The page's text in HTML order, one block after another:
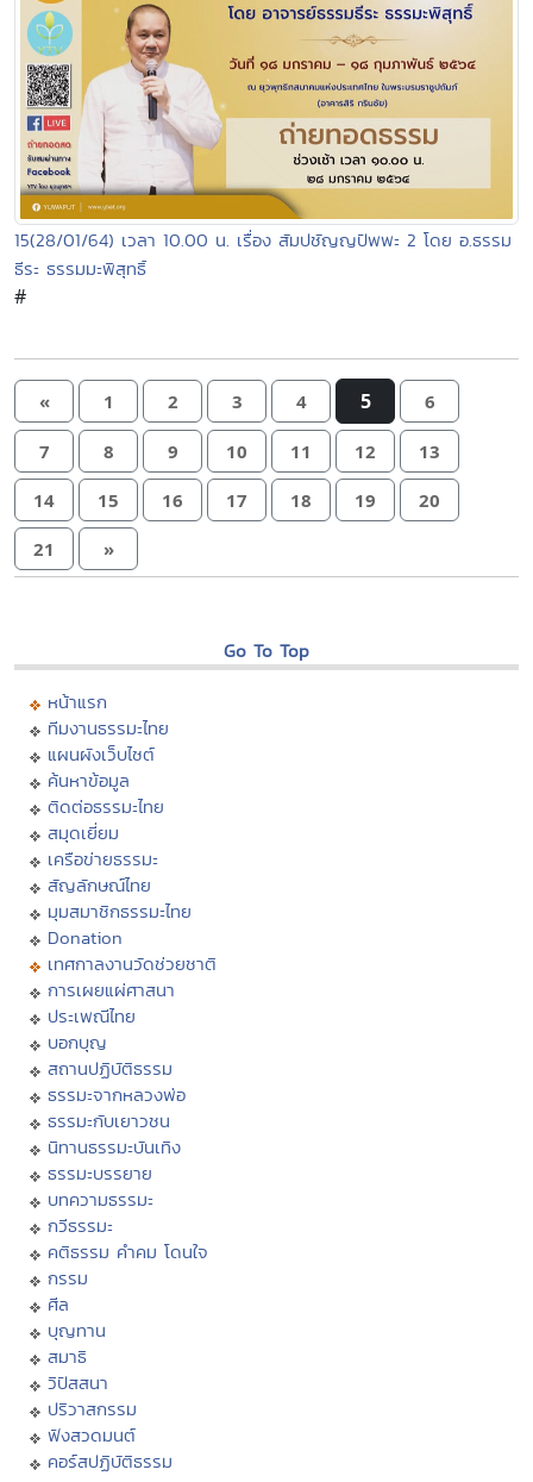
15(28/01/64) เวลา 10.00 น. เรื่อง สัมปชัญญปัพพะ 2 โดย อ.ธรรม
ธีระ ธรรมมะพิสุทธิ์
#
« 1 2 3 4 5 6
7 8 9 10 11 12 13
14 15 16 17 18 19 20
21 »
Go To Top
หน้าแรก
ทีมงานธรรมะไทย
แผนผังเว็บไซต์
ค้นหาข้อมูล
ติดต่อธรรมะไทย
สมุดเยี่ยม
เครือข่ายธรรมะ
สัญลักษณ์ไทย
มุมสมาชิกธรรมะไทย
Donation
เทศกาลงานวัดช่วยชาติ
การเผยแผ่ศาสนา
ประเพณีไทย
บอกบุญ
สถานปฏิบัติธรรม
ธรรมะจากหลวงพ่อ
ธรรมะกับเยาวชน
นิทานธรรมะบันเทิง
ธรรมะบรรยาย
บทความธรรมะ
กวีธรรมะ
คติธรรม คำคม โดนใจ
กรรม
ศีล
บุญทาน
สมาธิ
วิปัสสนา
ปริวาสกรรม
ฟังสวดมนต์
คอร์สปฏิบัติธรรม